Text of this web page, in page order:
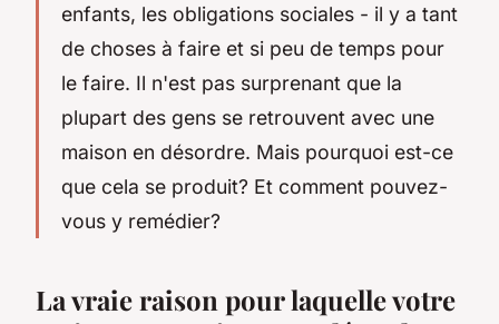
enfants, les obligations sociales - il y a tant
de choses à faire et si peu de temps pour
le faire. Il n'est pas surprenant que la
plupart des gens se retrouvent avec une
maison en désordre. Mais pourquoi est-ce
que cela se produit? Et comment pouvez-
vous y remédier?
La vraie raison pour laquelle votre